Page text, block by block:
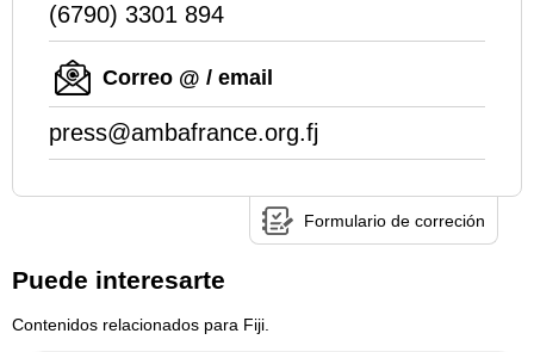
(6790) 3301 894
Correo @ / email
press@ambafrance.org.fj
Formulario de correción
Puede interesarte
Contenidos relacionados para Fiji.